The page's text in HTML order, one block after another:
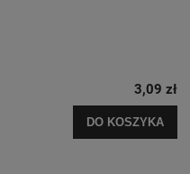
3,09 zł
DO KOSZYKA